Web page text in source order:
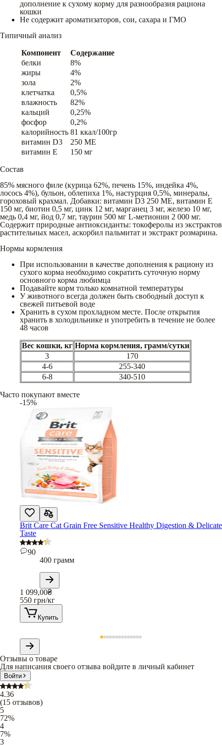
дополнение к сухому корму для разнообразия рациона
кошки
Не содержит ароматизаторов, сои, сахара и ГМО
Типичный анализ
Компонент
Содержание
белки
8%
жиры
4%
зола
2%
клетчатка
0,5%
влажность
82%
кальций
0,25%
фосфор
0,2%
калорийность 81 ккал/100гр
витамин D3
250 ME
витамин E
150 мг
Состав
85% мясного филе (курица 62%, печень 15%, индейка 4%,
лосось 4%), бульон, облепиха 1%, настурция 0,5%, минералы,
гороховый крахмал. Добавки: витамин D3 250 МЕ, витамин E
150 мг, биотин 0,5 мг, цинк 12 мг, марганец 3 мг, железо 10 мг,
медь 0,4 мг, йод 0,7 мг, таурин 500 мг L-метионин 2 000 мг.
Содержит природные антиоксиданты: токоферолы из экстрактов
растительных масел, аскорбил пальмитат и экстракт розмарина.
Нормы кормления
При использовании в качестве дополнения к рациону из
сухого корма необходимо сократить суточную норму
основного корма любимца
Подавайте корм только комнатной температуры
У животного всегда должен быть свободный доступ к
свежей питьевой воде
Хранить в сухом прохладном месте. После открытия
хранить в холодильнике и употребить в течение не более
48 часов
Вес кошки, кг Норма кормления, грамм/сутки
3
170
4-6
255-340
6-8
340-510
Часто покупают вместе
-15%
Brit Care Cat Grain Free Sensitive Healthy Digestion & Delicate
Taste
90
400 грамм
1 099,00₴
550 грн/кг
Купить
Отзывы о товаре
Для написания своего отзыва войдите в личный кабинет
Войти
4.36
(15 отзывов)
5
72%
4
7%
3